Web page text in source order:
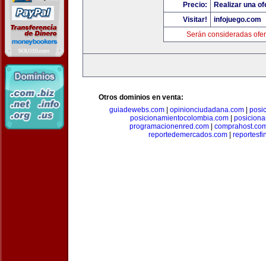
Precio:
Realizar una
Visitar!
infojuego.com
Serán consideradas
Otros dominios en venta:
guiadewebs.com
opinionciudadana.com
posicionamientocolombia.com|
programacionenred.com
reportedemercados.com|